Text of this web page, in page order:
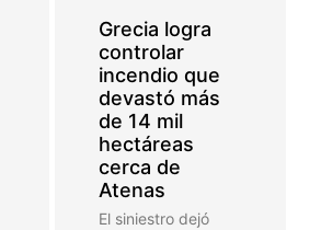
Grecia logra
controlar
incendio que
devastó más
de 14 mil
hectáreas
cerca de
Atenas
El siniestro dejó